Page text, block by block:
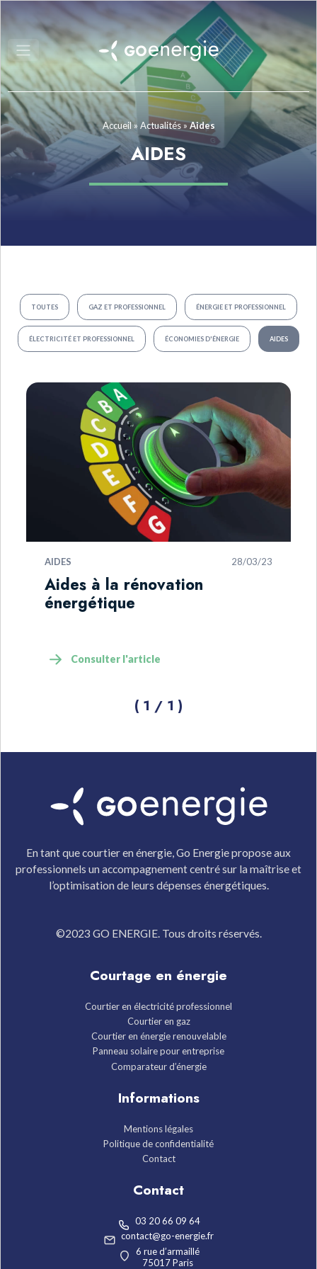
Accueil» Actualités»Aides
AIDES
TOUTES GAZ ET PROFESSIONNEL ÉNERGIE ET PROFESSIONNEL
ÉLECTRICITÉ ET PROFESSIONNEL ÉCONOMIES D'ÉNERGIE AIDES
AIDES 28/03/23
Aides à la rénovation
énergétique
Consulter l'article
( 1 / 1 )
En tant que courtier en énergie, Go Energie propose aux
professionnels un accompagnement centré sur la maîtrise et
l’optimisation de leurs dépenses énergétiques.
©2023 GO ENERGIE. Tous droits réservés.
Courtage en énergie
Courtier en électricité professionnel
Courtier en gaz
Courtier en énergie renouvelable
Panneau solaire pour entreprise
Comparateur d’énergie
Informations
Mentions légales
Politique de confidentialité
Contact
Contact
03 20 66 09 64
contact@go-energie.fr
6 rue d’armaillé
75017 Paris